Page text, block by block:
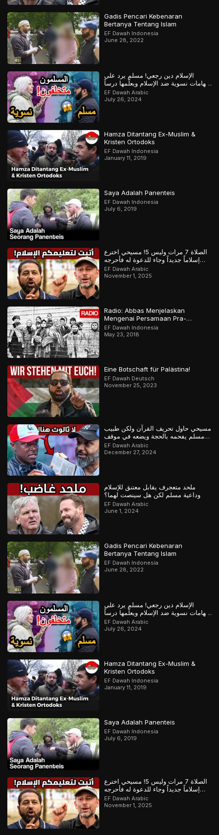
Gadis Pencari Kebenaran
Bertanya Tentang Islam
EF Dawah Indonesia
June 28, 2022
الإسلام دين رجعي! مسلم يرد على
اتهامات نسوية ضد الإسلام ويعلّمها درساً
لن تنساه
EF Dawah Arabic
July 26, 2024
Hamza Ditantang Ex-Muslim &
Kristen Ortodoks
EF Dawah Indonesia
January 11, 2019
Saya Adalah Panenteis
EF Dawah Indonesia
July 6, 2019
الصلاة 7 مرات وليس 5! مسيحي اخترع
إسلاماً جديداً وجاء للدعوة له فأحرجه
المسلم
EF Dawah Arabic
November 1, 2025
Radio: Abbas Menjelaskan
Mengenai Persamaan Pra-
Holokaus Dan Islamofobia.
EF Dawah Indonesia
May 23, 2018
Eine Botschaft für Palästina!
EF Dawah Deutsch
November 25, 2023
مسيحي حاول تحريف القرآن ولكن طبيب
مسلم يفحمه بالحجة ويضعه في موقف
محرج
EF Dawah Arabic
December 27, 2024
ملحد متعجرف يقابل معتنق للإسلام
وداعية مسلم لكن هل سينصت لهما؟
EF Dawah Arabic
June 1, 2024
Gadis Pencari Kebenaran
Bertanya Tentang Islam
EF Dawah Indonesia
June 28, 2022
الإسلام دين رجعي! مسلم يرد على
اتهامات نسوية ضد الإسلام ويعلّمها درساً
لن تنساه
EF Dawah Arabic
July 26, 2024
Hamza Ditantang Ex-Muslim &
Kristen Ortodoks
EF Dawah Indonesia
January 11, 2019
Saya Adalah Panenteis
EF Dawah Indonesia
July 6, 2019
الصلاة 7 مرات وليس 5! مسيحي اخترع
إسلاماً جديداً وجاء للدعوة له فأحرجه
المسلم
EF Dawah Arabic
November 1, 2025